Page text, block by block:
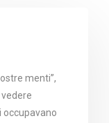
menti”,
occupavano